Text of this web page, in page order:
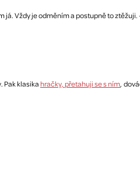
Vždy je odměním a postupně to ztěžuji.
Pak klasikahračky, přetahuji se s ním ,